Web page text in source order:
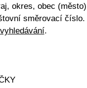
okres, obec
směrovací
vyhledávání.